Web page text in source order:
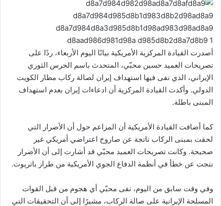
أصدرت القيادة المركزية الأمريكية بيانًا اليوم الأربعاء، ردًا على
تصريحات العميد حسين محبّي، المتحدث باسم الحرس الثوري
الإيراني، الذي نفى فيها استهداف إيران لصالة ركاب مطار الكويت
الدولي. وأكدت القيادة المركزية أن ادعاءات إيران بعدم استهداف
المبنى باطلة.
كما أضافت القيادة الأمريكية أن المزاعم حول أن الأضرار التي
لحقت بمبنى الركاب ناتجة عن صاروخ اعتراضي أمريكي غير
صحيحة. وكانت تصريحات العميد محبّي قد أشارت إلى أن الأضرار
نتجت عن خطأ في أنظمة الدفاع الجوي الأمريكية من طراز باتريوت.
وفي وقت سابق من اليوم، نفى محبّي أي هجوم من قبل القوات
المسلحة الإيرانية على صالة الركاب، مشيرًا إلى أن التحقيقات التي